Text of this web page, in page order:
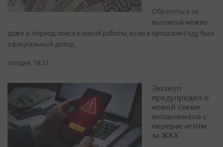
Обратиться за
выплатой можно
даже в период поиска новой работы, если в прошлом году был
официальный доход
сегодня, 18:33
Эксперт
предупредил о
новой схеме
мошенников с
перерасчетом
за ЖКХ